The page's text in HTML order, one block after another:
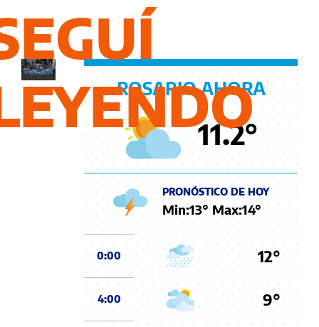
propiedad
privada"
ROSARIO AHORA
11.2°
PRONÓSTICO DE HOY
Min:13° Max:14°
0:00 12°
4:00 9°